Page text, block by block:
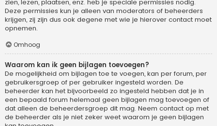
zien, lezen, plaatsen, enz. heb je speciale permissies nodig.
Deze permissies kun je alleen van moderators of beheerders
krijgen, zij zijn dus ook degene met wie je hierover contact moet
opnemen.
Omhoog
Waarom kan ik geen bijlagen toevoegen?
De mogelijkheid om bijlagen toe te voegen, kan per forum, per
gebruikersgroep of per gebruiker ingesteld worden. De
beheerder kan het bijvoorbeeld zo ingesteld hebben dat je in
een bepaald forum helemaal geen bijlagen mag toevoegen of
dat alleen de beheerdersgroep dit mag. Neem contact op met
de beheerder als je niet zeker weet waarom je geen bijlagen